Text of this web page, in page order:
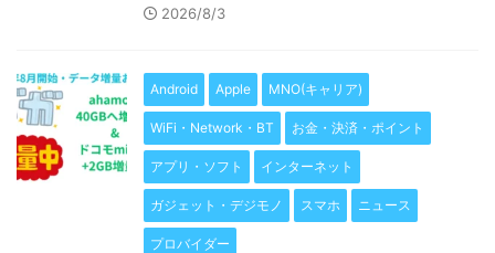
2026/8/3
Android Apple MNO(キャリア)
WiFi・Network・BT お金・決済・ポイント
アプリ・ソフト インターネット
ガジェット・デジモノ スマホ ニュース
プロバイダー